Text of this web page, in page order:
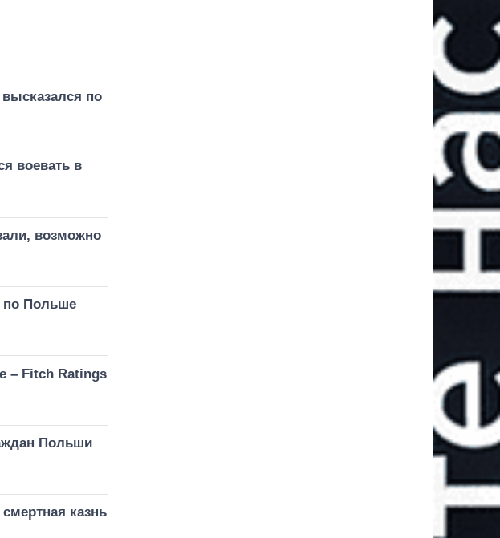
по
воевать в
возможно
по Польше
– Fitch Ratings
Польши
казнь